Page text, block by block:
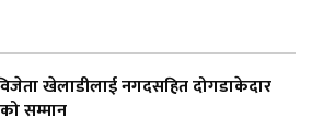
खेलाडीलाई नगदसहित दोगडाकेदार
सम्मान